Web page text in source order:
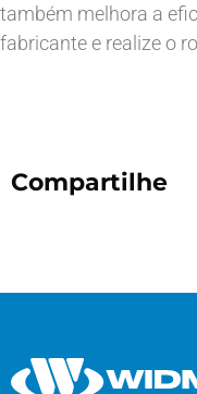
também melhora a
fabricante e realize o
Compartilhe